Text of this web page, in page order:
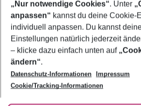
Footer
Footer navigation
Über uns
AGB
Bestpreisgarantie
Cookie-Einstellungen ändern
Cookie-Richtlinie
Agenturbetreuung
Barrierefreies Reisen
Folge uns
„Nur notwendige Cookies“. Unter
anpassen“ kannst du deine Cookie-
individuell anpassen. Du kannst
Einstellungen natürlich jederzeit
– klicke dazu einfach unten auf
ändern“.
Datenschutz-Informationen
Impressum
Cookie/Tracking-Informationen